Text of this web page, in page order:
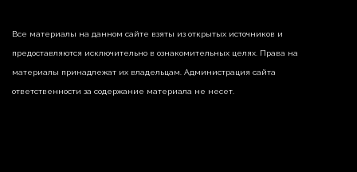
Все материалы на данном сайте взяты из открытых источников и
предоставляются исключительно в ознакомительных целях. Права на
материалы принадлежат их владельцам. Администрация сайта
ответственности за содержание материала не несет.